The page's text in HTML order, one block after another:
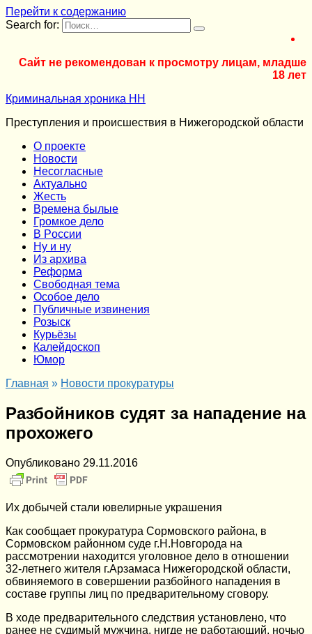
Перейти к содержанию
Search for:
Сайт не рекомендован к просмотру лицам, младше
18 лет
Криминальная хроника НН
Преступления и происшествия в Нижегородской области
О проекте
Новости
Несогласные
Актуально
Жесть
Времена былые
Громкое дело
В России
Ну и ну
Из архива
Реформа
Cвободная тема
Особое дело
Публичные извинения
Розыск
Курьёзы
Калейдоскоп
Юмор
Главная » Новости прокуратуры
Разбойников судят за нападение на
прохожего
Опубликовано 29.11.2016
Их добычей стали ювелирные украшения
Как сообщает прокуратура Сормовского района, в
Сормовском районном суде г.Н.Новгорода на
рассмотрении находится уголовное дело в отношении
32-летнего жителя г.Арзамаса Нижегородской области,
обвиняемого в совершении разбойного нападения в
составе группы лиц по предварительному сговору.
В ходе предварительного следствия установлено, что
ранее не судимый мужчина, нигде не работающий, ночью